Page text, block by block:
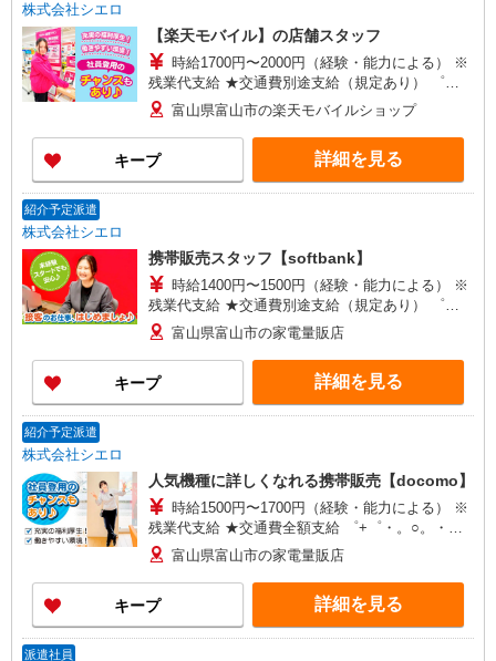
株式会社シエロ
【楽天モバイル】の店舗スタッフ
時給1700円〜2000円（経験・能力による） ※
残業代支給 ★交通費別途支給（規定あり） ゜
+゜・。○。・゜+゜・。○。・゜+゜ 入社祝い金10
万円支給(規定有) お友達を紹介頂くと, インセンテ
ィブ支給(規定有) ★月2回払い・週払い可能（規程
有）★ ゜・。○。・゜+゜・。○。・゜+゜
富山県富山市の楽天モバイルショップ
キープ 詳細を見る
紹介予定派遣
株式会社シエロ
携帯販売スタッフ【softbank】
時給1400円〜1500円（経験・能力による） ※
残業代支給 ★交通費別途支給（規定あり） ゜
+゜・。○。・゜+゜・。○。・゜+゜ 入社祝い金10
万円支給(規定有) お友達を紹介頂くと, インセンテ
ィブ支給(規定有) ★月2回払い・週払い可能（規程
有）★ ゜・。○。・゜+゜・。○。・゜+゜
富山県富山市の家電量販店
キープ 詳細を見る
紹介予定派遣
株式会社シエロ
人気機種に詳しくなれる携帯販売【docomo】
時給1500円〜1700円（経験・能力による） ※
残業代支給 ★交通費全額支給 ゜+゜・。○。・゜
+゜・。○。・゜+゜ 入社祝い金10万円支給(規定
有) お友達を紹介頂くと, インセンティブ支給(規定
有) ★月2回払い・週払い可能（規程有）★ ゜・。
○。・゜+゜・。○。・゜+゜
富山県富山市の家電量販店
キープ 詳細を見る
派遣社員